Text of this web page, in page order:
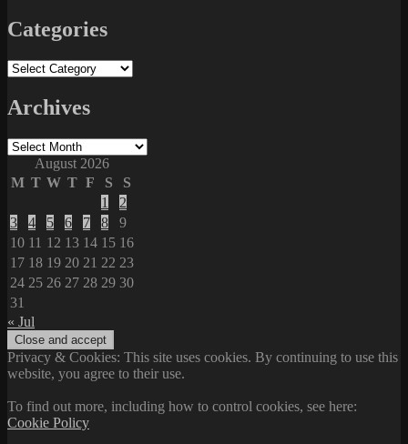
Categories
Categories
Archives
Archives
August 2026
M T W T F S
S
1
2
3
4 5 6 7 8
9
10 11 12 13 14 15 16
17 18 19 20 21 22 23
24 25 26 27 28 29 30
31
« Jul
Privacy & Cookies: This site uses cookies. By continuing to use this
website, you agree to their use.
To find out more, including how to control cookies, see here:
Cookie Policy